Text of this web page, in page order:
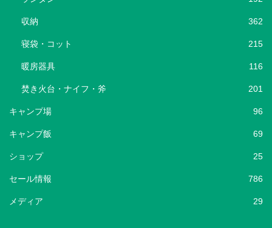
収納 362
寝袋・コット 215
暖房器具 116
焚き火台・ナイフ・斧 201
キャンプ場 96
キャンプ飯 69
ショップ 25
セール情報 786
メディア 29